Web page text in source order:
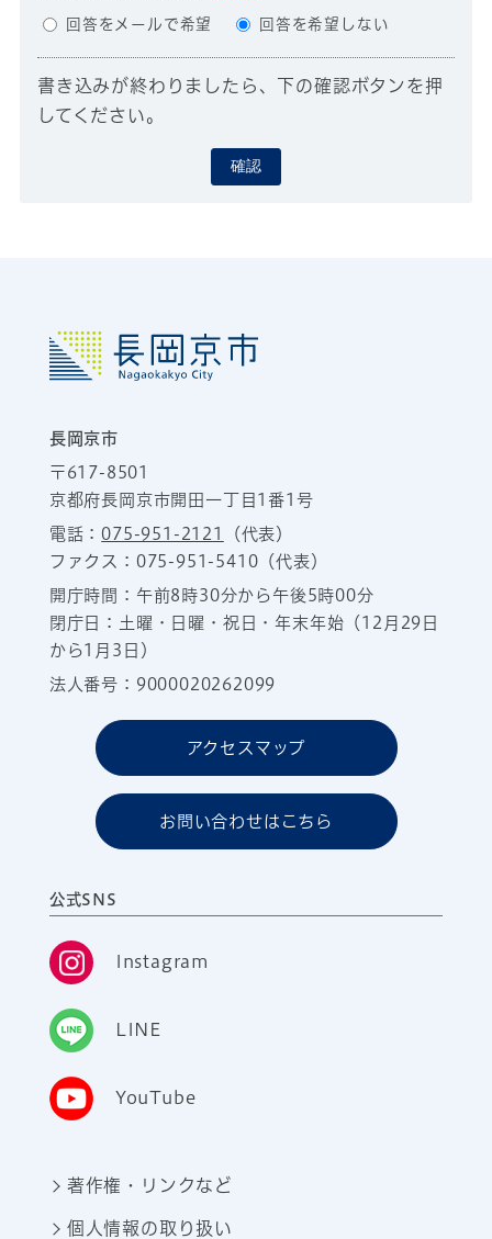
回答をメールで希望 回答を希望しない
書き込みが終わりましたら、下の確認ボタンを押
してください。
確認
長岡京市
〒617-8501
京都府長岡京市開田一丁目1番1号
電話：075-951-2121
（代表）
ファクス：075-951-5410（代表）
開庁時間：午前8時30分から午後5時00分
閉庁日：土曜・日曜・祝日・年末年始（12月29日
から1月3日）
法人番号：9000020262099
アクセスマップ
お問い合わせはこちら
公式SNS
Instagram
LINE
YouTube
著作権・リンクなど
個人情報の取り扱い